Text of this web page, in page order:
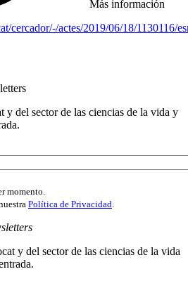
Más información
cercador/-/actes/2019/06/18/1130116/
y del sector de las ciencias de la vida y
momento.
Política de Privacidad.
y del sector de las ciencias de la vida